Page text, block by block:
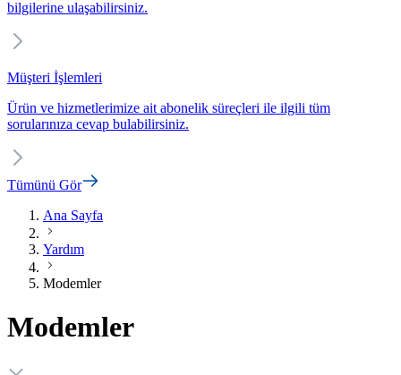
bilgilerine ulaşabilirsiniz.
Müşteri İşlemleri
Ürün ve hizmetlerimize ait abonelik süreçleri ile ilgili tüm
sorularınıza cevap bulabilirsiniz.
Tümünü Gör
Ana Sayfa
Yardım
Modemler
Modemler